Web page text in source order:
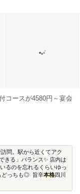
コースが4580円～宴会
問。駅から近くてアク
きる」バランス✨ 店内は
るのを忘れるくらいゆっ
どっちも◎ ⁡ 旨辛本格四川